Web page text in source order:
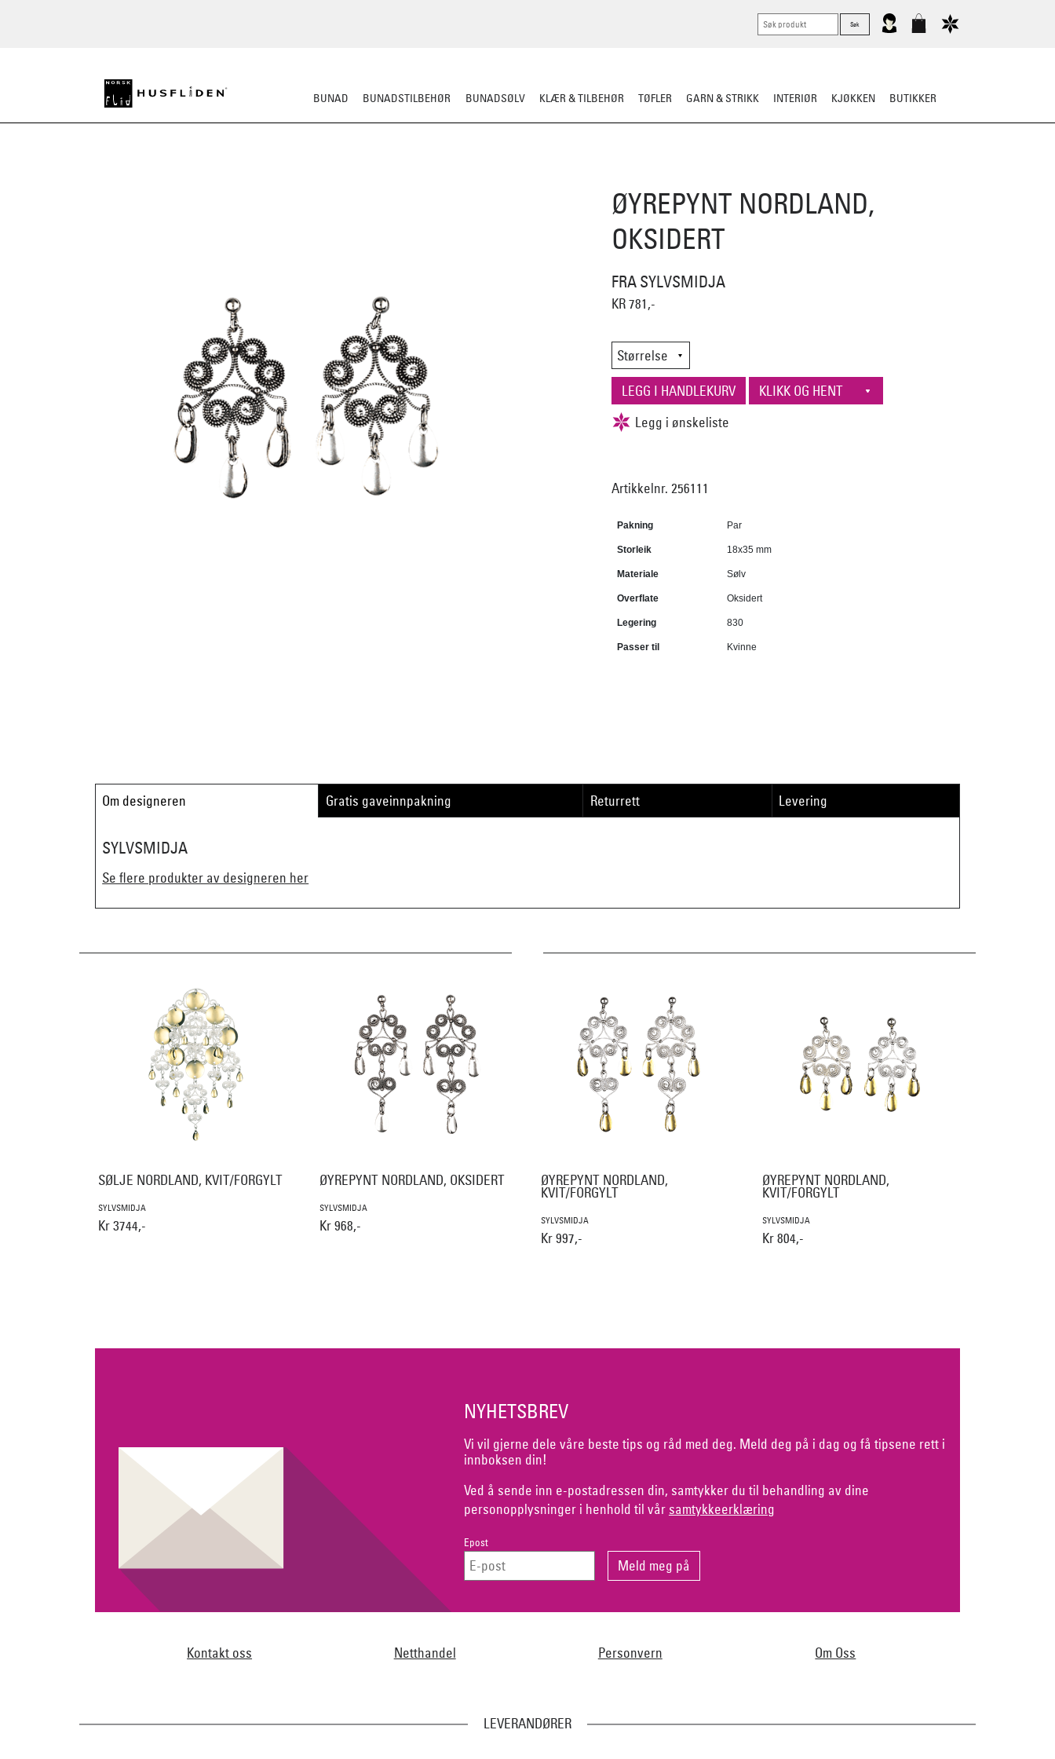
BUNAD BUNADSTILBEHØR BUNADSØLV KLÆR & TILBEHØR TØFLER GARN & STRIKK INTERIØR KJØKKEN BUTIKKER
ØYREPYNT NORDLAND,
OKSIDERT
FRA SYLVSMIDJA
KR 781,-
Artikkelnr. 256111
Pakning Par
Storleik 18x35 mm
Materiale Sølv
Overflate Oksidert
Legering 830
Passer til Kvinne
Om designeren Gratis gaveinnpakning Returrett Levering
SYLVSMIDJA
Se flere produkter av designeren her
SØLJE NORDLAND, KVIT/FORGYLT
SYLVSMIDJA
Kr 3744,-
ØYREPYNT NORDLAND, OKSIDERT
SYLVSMIDJA
Kr 968,-
ØYREPYNT NORDLAND,
KVIT/FORGYLT
SYLVSMIDJA
Kr 997,-
ØYREPYNT NORDLAND,
KVIT/FORGYLT
SYLVSMIDJA
Kr 804,-
NYHETSBREV
Vi vil gjerne dele våre beste tips og råd med deg. Meld deg på i dag og få tipsene rett i
innboksen din!
Ved å sende inn e-postadressen din, samtykker du til behandling av dine
personopplysninger i henhold til vår samtykkeerklæring
Epost
Kontakt oss Netthandel Personvern Om Oss
LEVERANDØRER